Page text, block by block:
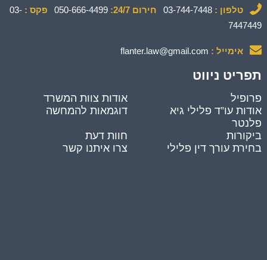
טלפון : 03-744-7448 חירום 24/7: 050-666-4499 פקס : 03-
7447449
אימייל : flanter.law@gmail.com
תפריט ניווט
פרופיל
אודות צוות המשרד
אודות עו”ד פלילי גיא
פלנטר
דוגמאות להמחשה
ביקורות
חוות דעת
בחירת עורך דין פלילי
צרו איתנו קשר